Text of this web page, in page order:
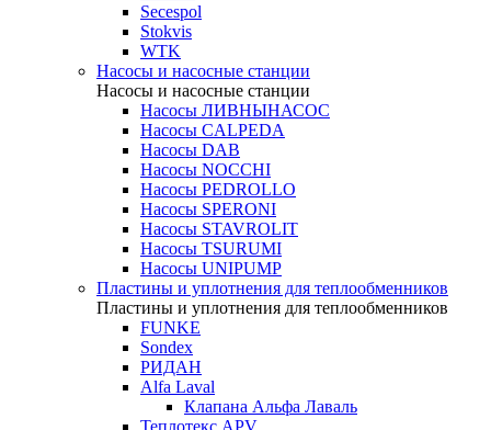
Secespol
Stokvis
WTK
Насосы и насосные станции
Насосы и насосные станции
Насосы ЛИВНЫНАСОС
Насосы CALPEDA
Насосы DAB
Насосы NOCCHI
Насосы PEDROLLO
Насосы SPERONI
Насосы STAVROLIT
Насосы TSURUMI
Насосы UNIPUMP
Пластины и уплотнения для теплообменников
Пластины и уплотнения для теплообменников
FUNKE
Sondex
РИДАН
Alfa Laval
Клапана Альфа Лаваль
Теплотекс APV